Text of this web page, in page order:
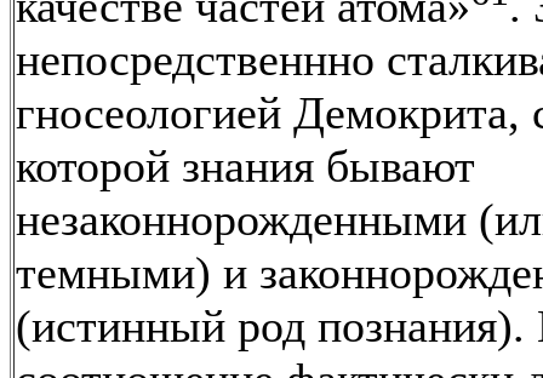
непосредственнно
гносеологией Демокрита,
которой знания бывают
незаконнорожденными
темными) и
(истинный род